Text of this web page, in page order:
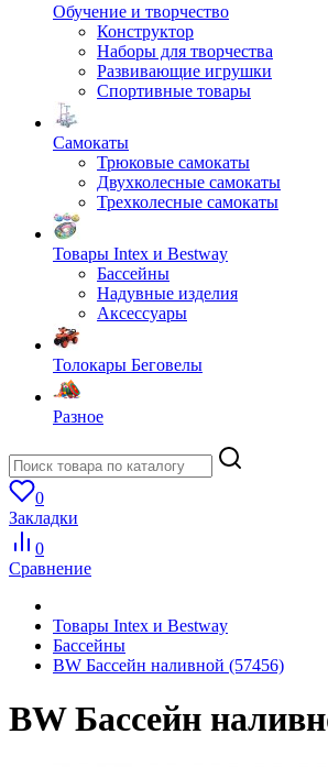
Обучение и творчество
Конструктор
Наборы для творчества
Развивающие игрушки
Спортивные товары
Самокаты
Трюковые самокаты
Двухколесные самокаты
Трехколесные самокаты
Товары Intex и Bestway
Бассейны
Надувные изделия
Аксессуары
Толокары Беговелы
Разное
0
Закладки
0
Сравнение
Товары Intex и Bestway
Бассейны
BW Бассейн наливной (57456)
BW Бассейн